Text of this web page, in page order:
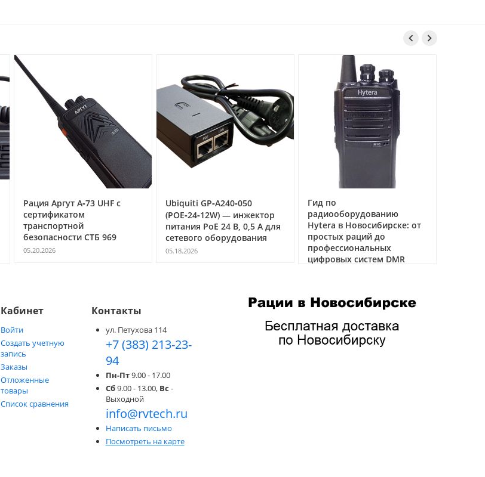
 
Рация Аргут А‑73 UHF с
сертификатом
транспортной
безопасности СТБ 969
05.20.2026
Ubiquiti GP‑A240‑050
(POE‑24‑12W) — инжектор
питания PoE 24 В, 0,5 А для
сетевого оборудования
05.18.2026
Гид по
радиооборудованию
Hytera в Новосибирске: от
простых раций до
профессиональных
цифровых систем DMR
Кабинет
Войти
Создать учетную
запись
Заказы
Отложенные
товары
Список сравнения
Контакты
ул. Петухова 114
+7 (383) 213-23-
94
Пн-Пт9.00 - 17.00
Сб9.00 - 13.00, Вс -
Выходной
info@rvtech.ru
Написать письмо
Посмотреть на карте